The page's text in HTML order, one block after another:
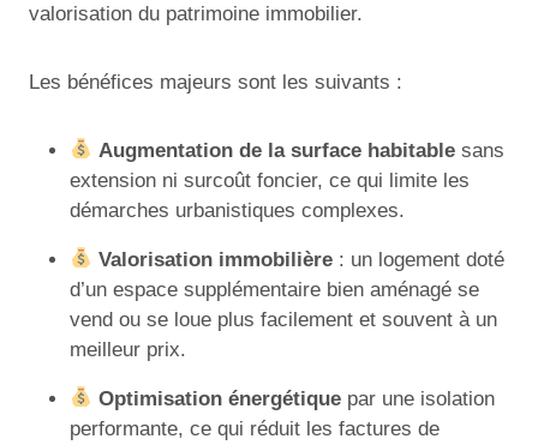
valorisation du patrimoine immobilier.
Les bénéfices majeurs sont les suivants :
Augmentation de la surface habitable sans
extension ni surcoût foncier, ce qui limite les
démarches urbanistiques complexes.
Valorisation immobilière : un logement doté
d’un espace supplémentaire bien aménagé se
vend ou se loue plus facilement et souvent à un
meilleur prix.
Optimisation énergétique par une isolation
performante, ce qui réduit les factures de